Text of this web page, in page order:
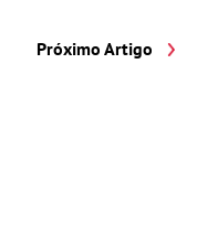
Próximo Artigo